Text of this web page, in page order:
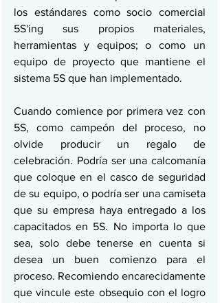
los estándares como socio comercial
5S'ing sus propios materiales,
herramientas y equipos; o como un
equipo de proyecto que mantiene el
sistema 5S que han implementado.
Cuando comience por primera vez con
5S, como campeón del proceso, no
olvide producir un regalo de
celebración. Podría ser una calcomanía
que coloque en el casco de seguridad
de su equipo, o podría ser una camiseta
que su empresa haya entregado a los
capacitados en 5S. No importa lo que
sea, solo debe tenerse en cuenta si
desea un buen comienzo para el
proceso. Recomiendo encarecidamente
que vincule este obsequio con el logro